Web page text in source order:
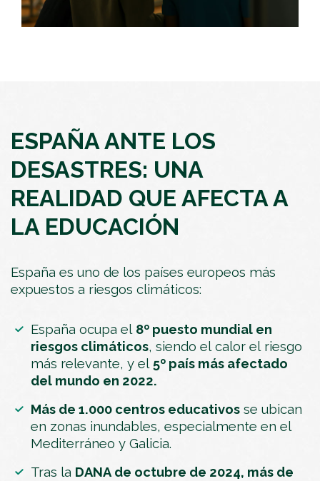
ESPAÑA ANTE LOS
DESASTRES: UNA
REALIDAD QUE AFECTA A
LA EDUCACIÓN
España es uno de los países europeos más
expuestos a riesgos climáticos:
España ocupa el 8º puesto mundial en
riesgos climáticos, siendo el calor el riesgo
más relevante, y el 5º país más afectado
del mundo en 2022.
Más de 1.000 centros educativos se ubican
en zonas inundables, especialmente en el
Mediterráneo y Galicia.
Tras la DANA de octubre de 2024, más de